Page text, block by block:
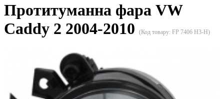
Протитуманна фара VW
Caddy 2 2004-2010
(Код товару: FP 7406 H3-H)